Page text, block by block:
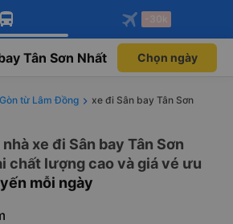
app Vexere ngay!
ưu đãi thành viên độc
Mở app
app Vexere
ghế khi đặt vé máy bay qua
Mở app
-30k
Tân Sơn Nhất Chọn ngày
từ Lâm Đồng
xe đi Sân bay Tân Sơn
xe đi Sân bay Tân Sơn
chất lượng cao và giá vé ưu
mỗi ngày